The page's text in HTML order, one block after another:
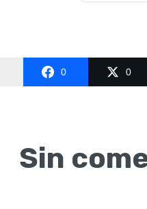
0 0
Sin